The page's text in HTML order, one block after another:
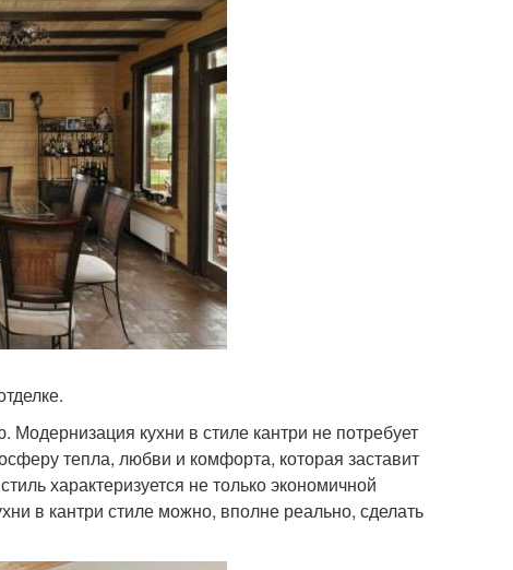
Модернизация кухни в стиле кантри не потребует
тепла, любви и комфорта, которая заставит
характеризуется не только экономичной
в кантри стиле можно, вполне реально, сделать